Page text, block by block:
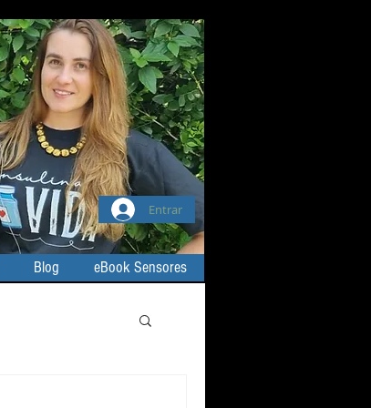
Blog eBook Sensores
Entrar